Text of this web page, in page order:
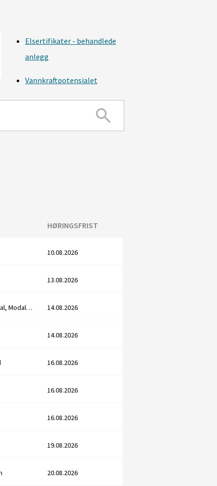
Elsertifikater - behandlede
anlegg
Vannkraftpotensialet
HØRINGSFRIST
10.08.2026
13.08.2026
Voss, Vaksdal, Modalen, Vik 14.08.2026
14.08.2026
16.08.2026
16.08.2026
16.08.2026
19.08.2026
20.08.2026